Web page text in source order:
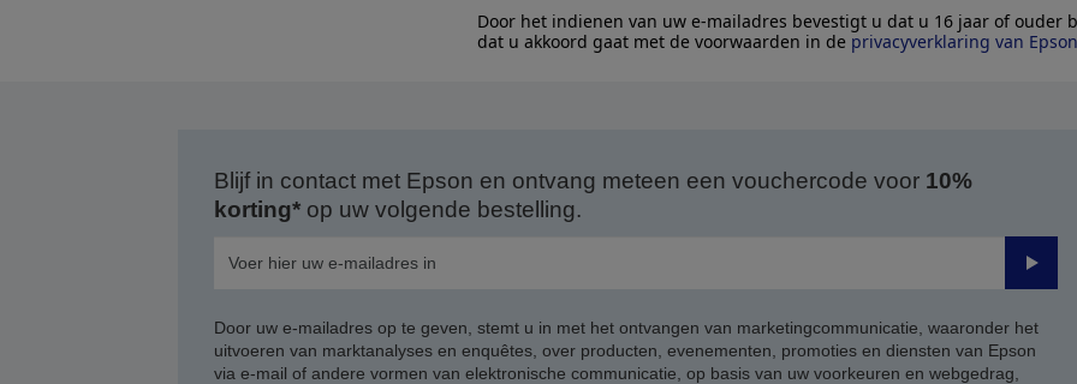
Door het indienen van uw e-mailadres bevestigt u dat u 16 jaar of ouder
dat u akkoord gaat met de voorwaarden in de privacyverklaring van Epson
Blijf in contact met Epson en ontvang meteen een vouchercode voor 10%
korting*op uw volgende bestelling.
Door uw e-mailadres op te geven, stemt u in met het ontvangen van marketingcommunicatie, waaronder het
uitvoeren van marktanalyses en enquêtes, over producten, evenementen, promoties en diensten van Epson
via e-mail of andere vormen van elektronische communicatie, op basis van uw voorkeuren en webgedrag,